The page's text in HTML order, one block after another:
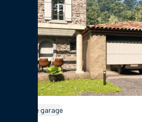
Portes de garage